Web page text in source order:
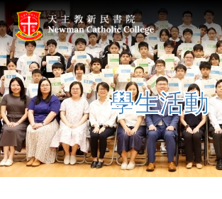
學生活動